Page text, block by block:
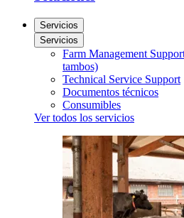
Servicios
Servicios
Farm Management
tambos)
Technical Service Support
Documentos técnicos
Consumibles
Ver todos los servicios